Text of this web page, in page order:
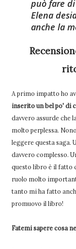
può fare
Elena
anche la
A primo impatto ho
inserito un bel po' di
davvero assurde che
molto perplessa.
leggere questa
davvero complesso.
questo libro è il fatto
ruolo molto
tanto mi ha fatto
promuovo il libro!
Fatemi sapere cosa